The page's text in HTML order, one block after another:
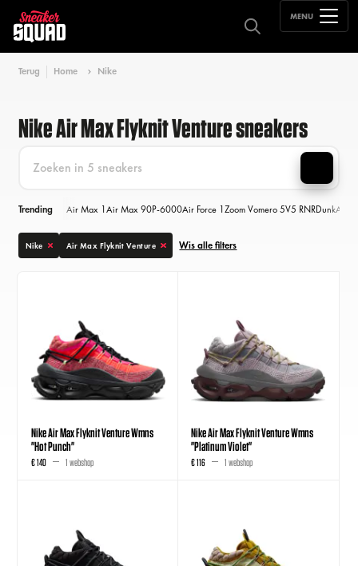
MENU
Terug Home Nike
Nike Air Max Flyknit Venture sneakers
Trending Air Max 1Air Max 90P-6000Air Force 1Zoom Vomero 5V5 RNRDunkAir
Nike Air Max Flyknit Venture Wis alle filters
Nike Air Max Flyknit Venture Wmns
"Hot Punch"
€ 140 1 webshop
Nike Air Max Flyknit Venture Wmns
"Platinum Violet"
€ 116 1 webshop